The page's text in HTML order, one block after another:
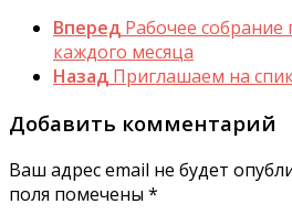
Вперед Рабочее
каждого месяца
Назад Приглашаем на
Добавить комментарий
Ваш адрес email не будет
поля помечены *